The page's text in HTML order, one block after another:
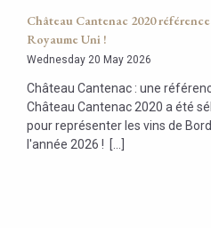
Château Cantenac 2020
Royaume Uni !
Wednesday 20 May 2026
Château Cantenac : une
Château Cantenac 2020 a été
pour représenter les vins de
l'année 2026 ! [...]